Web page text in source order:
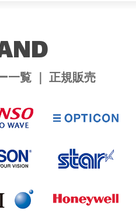
一覧 ｜ 正規販売